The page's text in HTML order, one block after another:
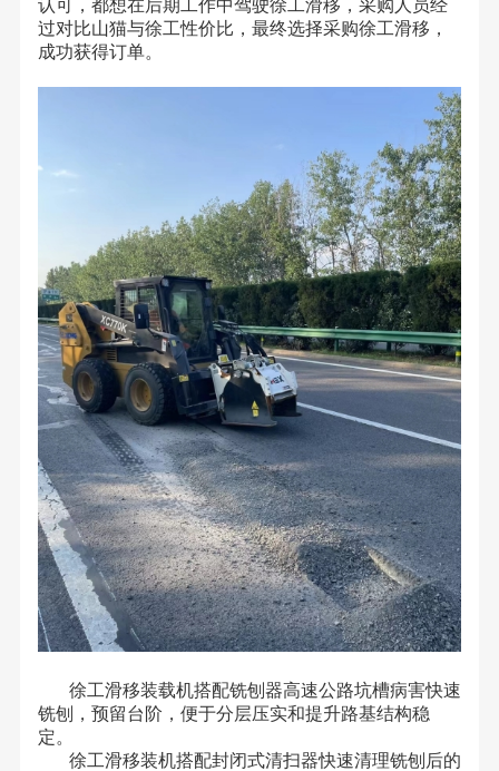
认可，都想在后期工作中驾驶徐工滑移，采购人员经
过对比山猫与徐工性价比，最终选择采购徐工滑移，
成功获得订单。
徐工滑移装载机搭配铣刨器高速公路坑槽病害快速
铣刨，预留台阶，便于分层压实和提升路基结构稳
定。
徐工滑移装机搭配封闭式清扫器快速清理铣刨后的